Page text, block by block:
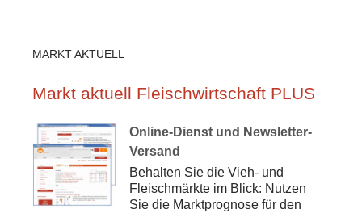
MARKT AKTUELL
Markt aktuell Fleischwirtschaft PLUS
Online-Dienst und Newsletter-
Versand
Behalten Sie die Vieh- und
Fleischmärkte im Blick: Nutzen
Sie die Marktprognose für den